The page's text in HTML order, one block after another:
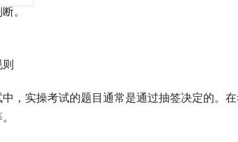
。
则
，实操考试的题目通常是通过抽签决定的。